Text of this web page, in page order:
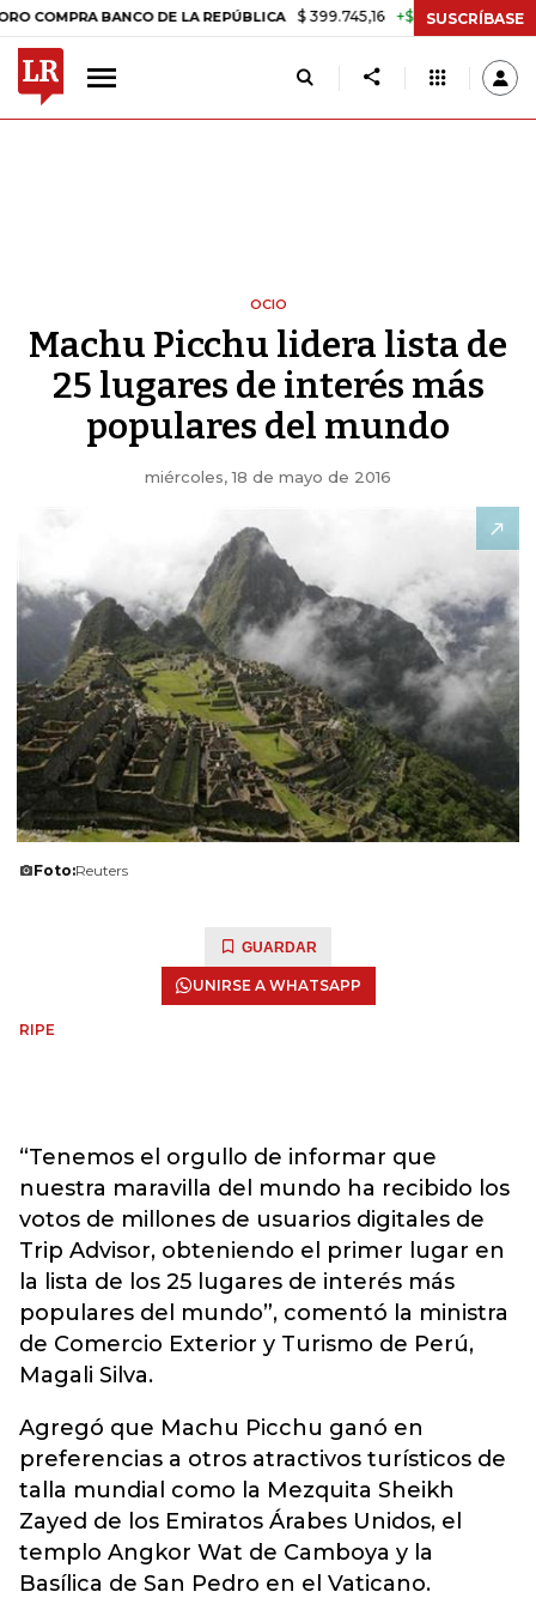
BANCO DE LA REPÚBLICA $ 399.745,16 +$ 2.295,71 +0,58%
SUSCRÍBASE
OCIO
Machu Picchu lidera lista de
25 lugares de interés más
populares del mundo
miércoles, 18 de mayo de 2016
Foto:Reuters
GUARDAR
UNIRSE A WHATSAPP
RIPE
“Tenemos el orgullo de informar que
nuestra maravilla del mundo ha recibido los
votos de millones de usuarios digitales de
Trip Advisor, obteniendo el primer lugar en
la lista de los 25 lugares de interés más
populares del mundo”, comentó la ministra
de Comercio Exterior y Turismo de Perú,
Magali Silva.
Agregó que Machu Picchu ganó en
preferencias a otros atractivos turísticos de
talla mundial como la Mezquita Sheikh
Zayed de los Emiratos Árabes Unidos, el
templo Angkor Wat de Camboya y la
Basílica de San Pedro en el Vaticano.